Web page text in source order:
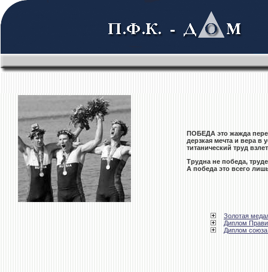
ПОБЕДА это жажда
дерзкая мечта и вера в
титанический труд
Трудна не победа,
А победа это всего
Золотая
Диплом
Диплом союза